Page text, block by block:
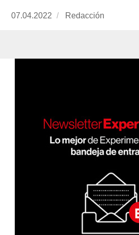
Publicado
07.04.2022 https://
Redacción